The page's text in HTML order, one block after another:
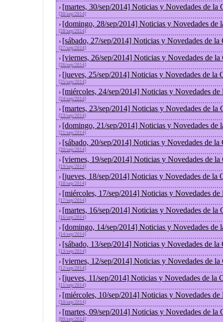
› [martes, 30/sep/2014] Noticias y Novedades de la
[30/sep/2014]
› [domingo, 28/sep/2014] Noticias y Novedades de
[28/sep/2014]
› [sábado, 27/sep/2014] Noticias y Novedades de la
[27/sep/2014]
› [viernes, 26/sep/2014] Noticias y Novedades de la
[26/sep/2014]
› [jueves, 25/sep/2014] Noticias y Novedades de la
[25/sep/2014]
› [miércoles, 24/sep/2014] Noticias y Novedades de
[24/sep/2014]
› [martes, 23/sep/2014] Noticias y Novedades de la
[23/sep/2014]
› [domingo, 21/sep/2014] Noticias y Novedades de
[21/sep/2014]
› [sábado, 20/sep/2014] Noticias y Novedades de la
[20/sep/2014]
› [viernes, 19/sep/2014] Noticias y Novedades de la
[19/sep/2014]
› [jueves, 18/sep/2014] Noticias y Novedades de la
[18/sep/2014]
› [miércoles, 17/sep/2014] Noticias y Novedades de
[17/sep/2014]
› [martes, 16/sep/2014] Noticias y Novedades de la
[16/sep/2014]
› [domingo, 14/sep/2014] Noticias y Novedades de
[14/sep/2014]
› [sábado, 13/sep/2014] Noticias y Novedades de la
[13/sep/2014]
› [viernes, 12/sep/2014] Noticias y Novedades de la
[12/sep/2014]
› [jueves, 11/sep/2014] Noticias y Novedades de la
[11/sep/2014]
› [miércoles, 10/sep/2014] Noticias y Novedades de
[10/sep/2014]
› [martes, 09/sep/2014] Noticias y Novedades de la
[09/sep/2014]